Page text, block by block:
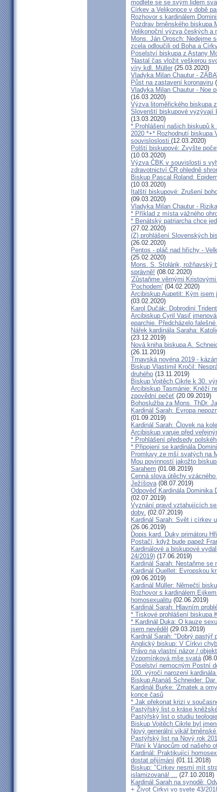
modlete se se svým lidem
Církev a Velikonoce v době
Rozhovor s kardinálem
Pozdrav brněnského biskupa
Velikonoční výzva českých a
Mons. Ján Orosch: Nedejme
zcela odloučili od Boha a
Poselství biskupa z Astany
'Nastal čas vložit veškerou
víry kdl. Müller (25.03.2020)
Vladyka Milan Chautur -
Půst na zastavení koronaviru
Vladyka Milan Chautur - Noe
(16.03.2020)
Výzva litoměřického biskupa
Slovenští biskupové vyzývají
(13.03.2020)
* Prohlášení našich biskupů
2020 *+* Rozhodnutí biskupa
souvisloslosti (12.03.2020)
Polští biskupové: Zvyšte
(10.03.2020)
Výzva ČBK v souvislosti s
zdravotnictví ČR ohledně
Biskup Pascal Roland:
(10.03.2020)
Italští biskupové: Zrušení
(09.03.2020)
Vladyka Milan Chautur -
* Příklad z místa vážného
* Benátský patriarcha chce
(27.02.2020)
(Z) prohlášení Slovenských
(26.02.2020)
Pentos - pláč nad hříchy -
(25.02.2020)
Mons. S. Stolárik, rožňavský
správně! (08.02.2020)
'Zůstaňme věrnými
'Pochodem' (04.02.2020)
Arcibiskup Aupetit: Kým jsem
(03.02.2020)
Karol Dučák: Dobrodiní
Arcibiskup Cyril Vasiľ
eparchie. Předcházelo
Nářek kardinála Saraha:
(23.12.2019)
Nová kniha biskupa A.
(26.11.2019)
Trnavská novéna 2019 -
Biskup Vlastimil Kročil:
druhého (13.11.2019)
Biskup Vojtěch Cikrle k 30.
Arcibiskup Tasmánie: Kněží
zpovědní pečeť (20.09.2019)
Bohoslužba za Mons. ThDr.
Kardinál Sarah: Evropa
(01.09.2019)
Kardinál Sarah: Človek na
Arcibiskup varuje před
* Prohlášení předsedy
* Připojení se kardinála
Promluvy ze mší svatých na
Mou povinností jakožto
Sarahem (01.08.2019)
Cenná slova útěchy
Ježíšova(08.07.2019)
Odpověď Kardinála Dominika
(02.07.2019)
Vyznání pravd vztahujících
doby. (02.07.2019)
Kardinál Sarah: Svět i církev
(26.06.2019)
Dopis kard. Duky primátoru
Postačí, když bude papež
Kardinálové a biskupové
24/2019) (17.06.2019)
Kardinál Sarah: Nestaňme
Kardinál Ouellet: Evropskou
(09.06.2019)
Kardinál Müller: Němečtí
Rozhovor s kardinálem
homosexualitu (02.06.2019)
Kardinál Sarah: Hlavním
* Tiskové prohlášení biskupa
* Kardinál Duka: O kauze
jsem nevěděl (29.03.2019)
Kardnál Sarah: "Dobrý
Anglický biskup: V Církvi
Právo na vlastní názor /
Vzpomínková mše svatá
Poselství nemocným Postní
100. výročí narození
Biskup Atanáš Schneider:
Kardinál Burke: 'Zmatek a
konce časů
* Jak překonat krizi v
Pastýřský list o kráse
Pastýřský list o studiu teologie
Biskup Vojtěch Cikrle byl
Nový generální vikář
Pastýřský list na Nový rok
Přání k Vánocům od našeho
Kardinál: Praktikující
dostat přijímání (01.11.2018)
Biskup: "Církev nesmí mít
islamizovaná! ... (27.10.2018)
Kardinál Sarah na synodě:
+ Život Cirkvi vo svete 43/